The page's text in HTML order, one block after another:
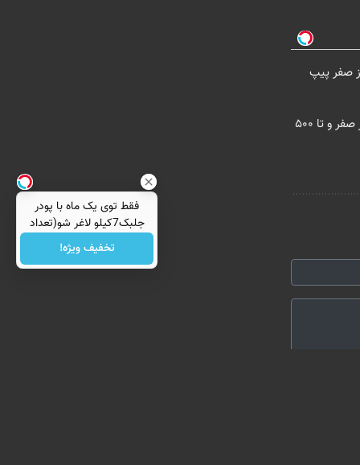
معاملات فارکس اسپرد از صفر و تا ۵۰۰
فقط توی یک ماه با پودر
جلبک7کیلو لاغر شو(تعداد
محدود)
تخفیف ویژه!